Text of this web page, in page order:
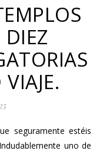
uno de